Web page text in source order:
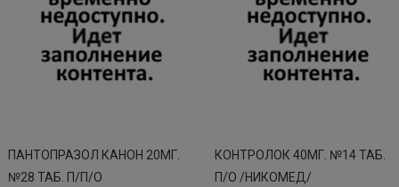
ПАНТОПРАЗОЛ КАНОН 20МГ.
№28 ТАБ. П/П/О
КОНТРОЛОК 40МГ. №14 ТАБ.
П/О /НИКОМЕД/